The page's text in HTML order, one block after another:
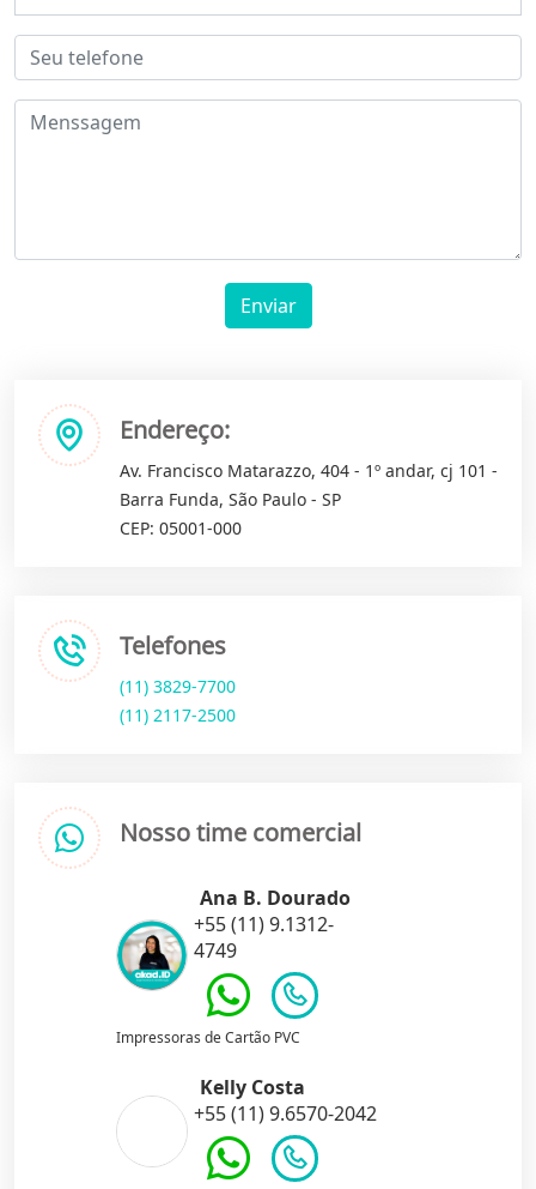
Enviar
Endereço:
Av. Francisco Matarazzo, 404 - 1º andar, cj 101 -
Barra Funda, São Paulo - SP
CEP: 05001-000
Telefones
(11) 3829-7700
(11) 2117-2500
Nosso time comercial
Ana B. Dourado
+55 (11) 9.1312-
4749
Impressoras de Cartão PVC
Kelly Costa
+55 (11) 9.6570-2042